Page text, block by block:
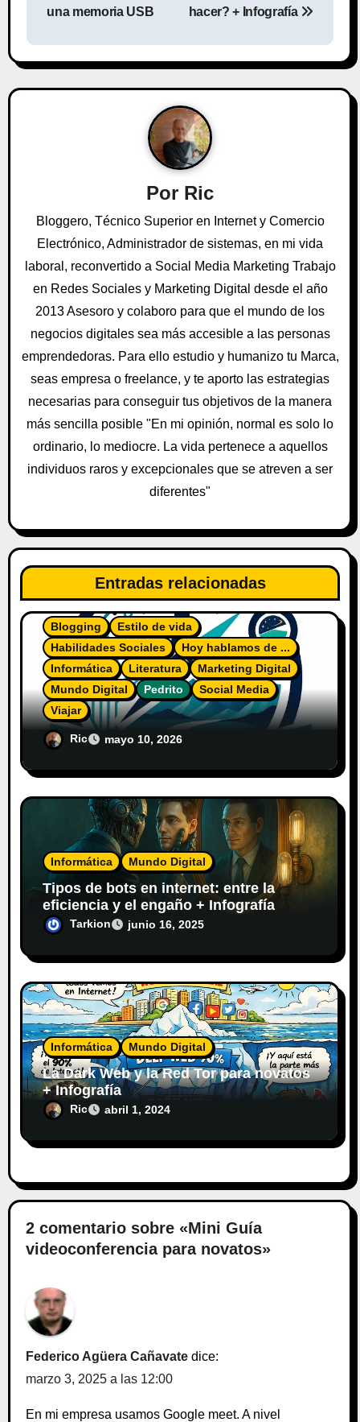
e
g
ó
n
d
e
e
n
t
r
a
a
s
una memoria USB hacer? + Infografía
Por Ric
Bloggero, Técnico Superior en Internet y Comercio
Electrónico, Administrador de sistemas, en mi vida
laboral, reconvertido a Social Media Marketing Trabajo
en Redes Sociales y Marketing Digital desde el año
2013 Asesoro y colaboro para que el mundo de los
negocios digitales sea más accesible a las personas
emprendedoras. Para ello estudio y humanizo tu Marca,
seas empresa o freelance, y te aporto las estrategias
necesarias para conseguir tus objetivos de la manera
más sencilla posible "En mi opinión, normal es solo lo
ordinario, lo mediocre. La vida pertenece a aquellos
individuos raros y excepcionales que se atreven a ser
diferentes"
Entradas relacionadas
Blogging
Estilo de vida
Habilidades Sociales
Hoy hablamos de ...
Informática
Literatura
Marketing Digital
Mundo Digital
Pedrito
Social Media
Viajar
El Diario del Explorador Digital
Ric mayo 10, 2026
Informática Mundo Digital
Tipos de bots en internet: entre la
eficiencia y el engaño + Infografía
Tarkion junio 16, 2025
Informática Mundo Digital
La Dark Web y la Red Tor para novatos
+ Infografía
Ric abril 1, 2024
2 comentario sobre «Mini Guía
videoconferencia para novatos»
Federico Agüera Cañavate dice:
marzo 3, 2025 a las 12:00
En mi empresa usamos Google meet. A nivel